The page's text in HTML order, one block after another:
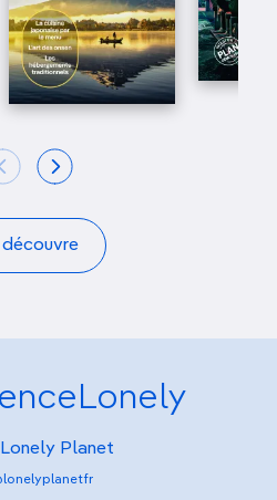
découvre
Planet